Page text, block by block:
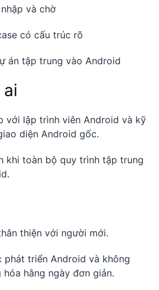
và chờ
có cấu trúc rõ
án tập trung vào Android
với lập trình viên Android và kỹ
diện Android gốc.
khi toàn bộ quy trình tập trung
thiện với người mới.
phát triển Android và không
hằng ngày đơn giản.